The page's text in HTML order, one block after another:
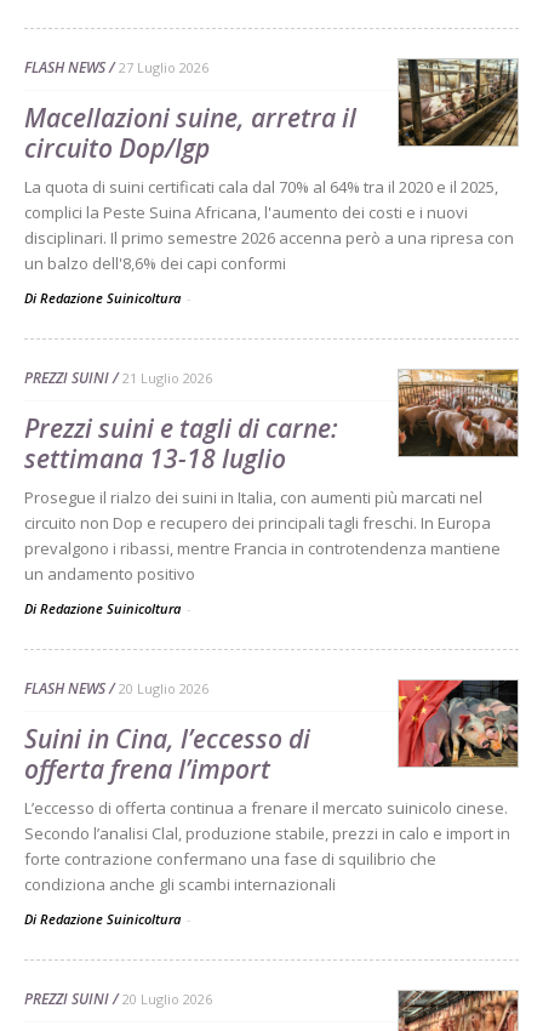
FLASH NEWS 27 Luglio 2026
Macellazioni suine, arretra il
circuito Dop/Igp
La quota di suini certificati cala dal 70% al 64% tra il 2020 e il 2025,
complici la Peste Suina Africana, l'aumento dei costi e i nuovi
disciplinari. Il primo semestre 2026 accenna però a una ripresa con
un balzo dell'8,6% dei capi conformi
Di Redazione Suinicoltura -
PREZZI SUINI 21 Luglio 2026
Prezzi suini e tagli di carne:
settimana 13-18 luglio
Prosegue il rialzo dei suini in Italia, con aumenti più marcati nel
circuito non Dop e recupero dei principali tagli freschi. In Europa
prevalgono i ribassi, mentre Francia in controtendenza mantiene
un andamento positivo
Di Redazione Suinicoltura -
FLASH NEWS 20 Luglio 2026
Suini in Cina, l’eccesso di
offerta frena l’import
L’eccesso di offerta continua a frenare il mercato suinicolo cinese.
Secondo l’analisi Clal, produzione stabile, prezzi in calo e import in
forte contrazione confermano una fase di squilibrio che
condiziona anche gli scambi internazionali
Di Redazione Suinicoltura -
PREZZI SUINI 20 Luglio 2026